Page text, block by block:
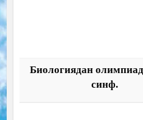
Биологиядан
синф.